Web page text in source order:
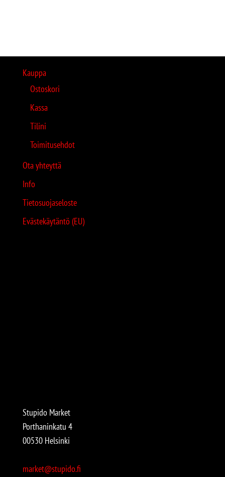
Kauppa
Ostoskori
Kassa
Tilini
Toimitusehdot
Ota yhteyttä
Info
Tietosuojaseloste
Evästekäytäntö (EU)
Stupido Market
Porthaninkatu 4
00530 Helsinki
market@stupido.fi